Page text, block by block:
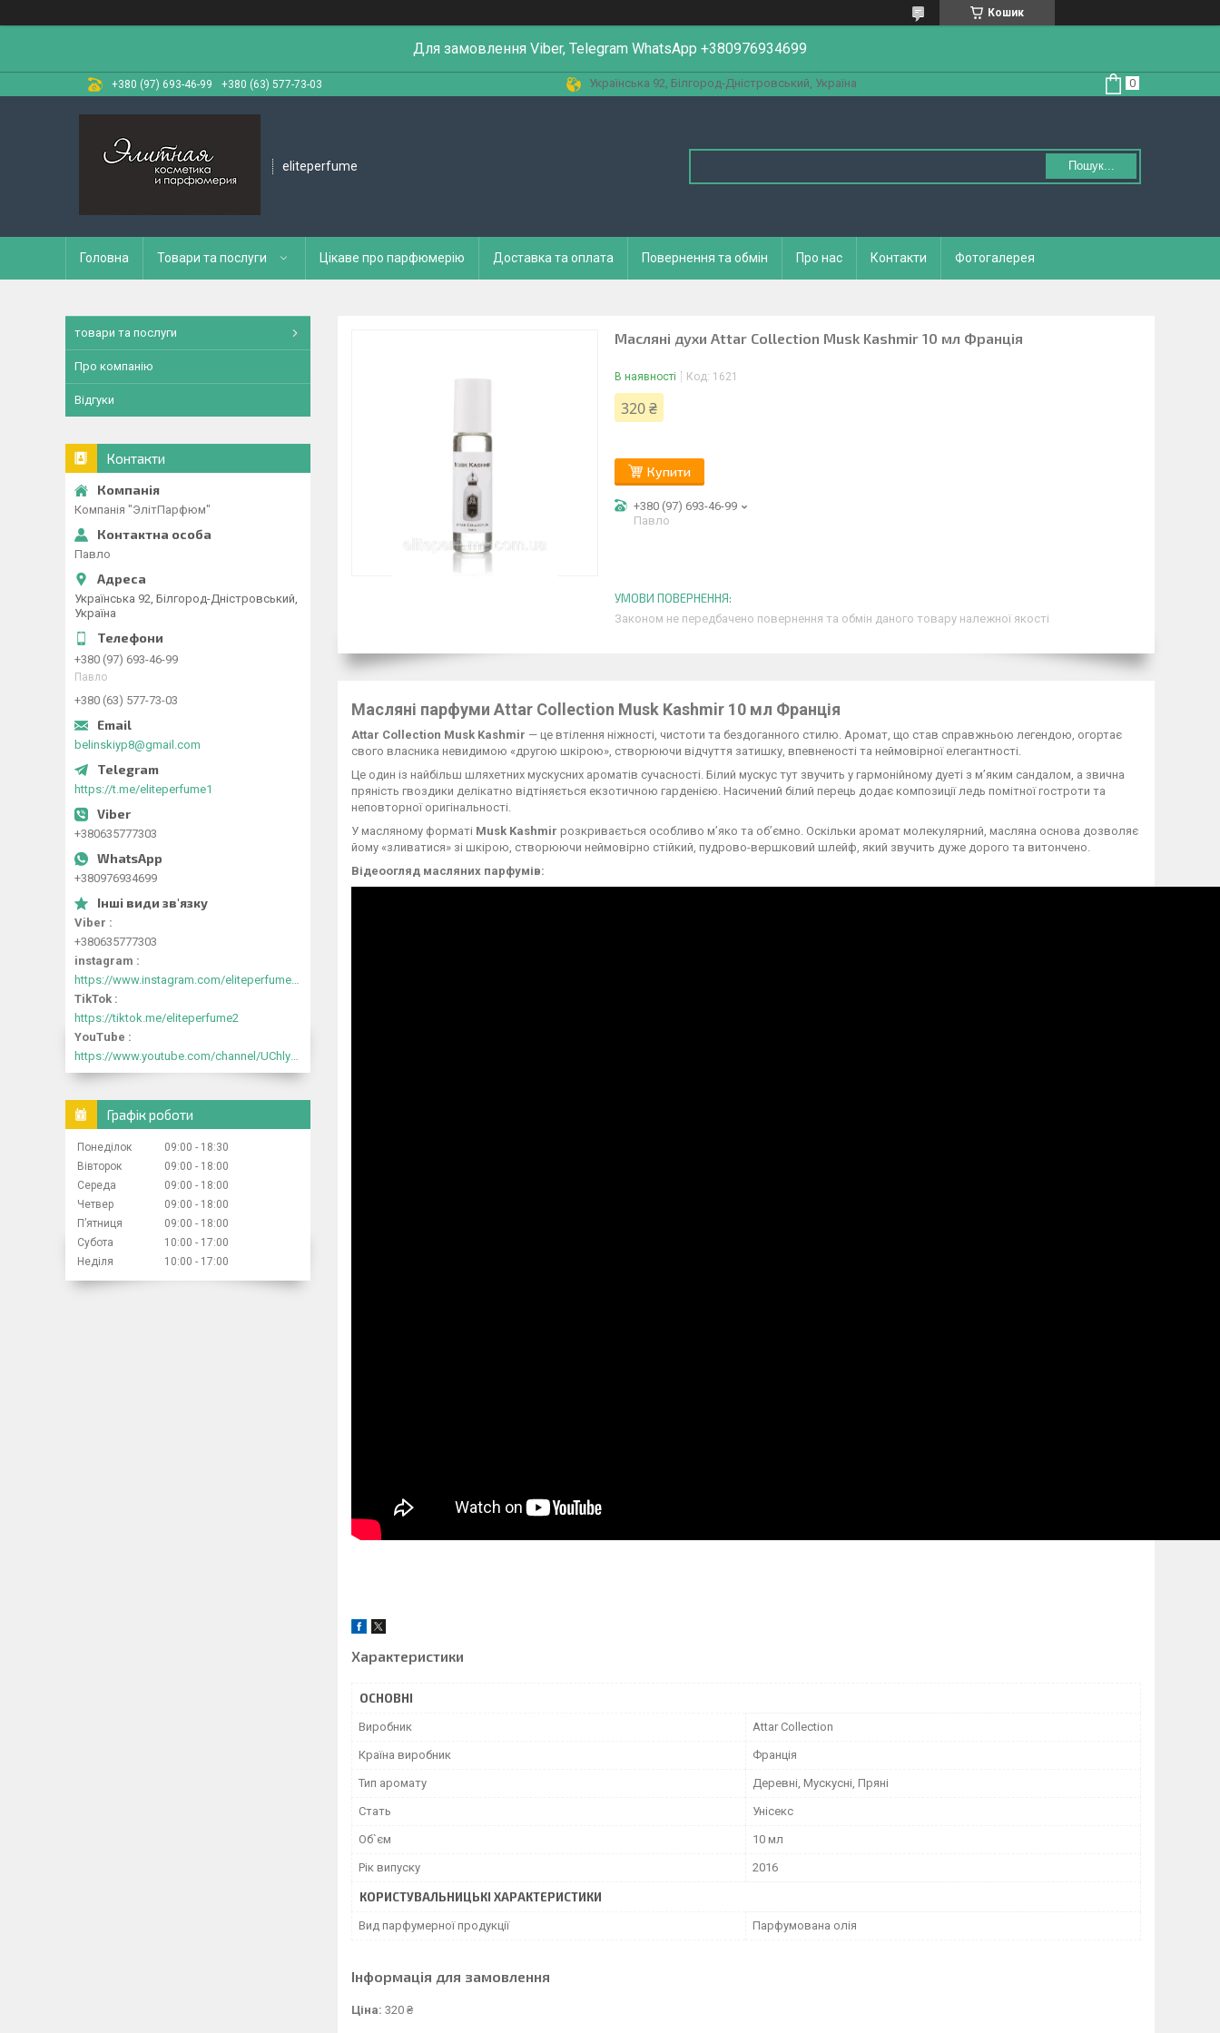
Кошик
Для замовлення Viber, Telegram WhatsApp +380976934699
+380 (97) 693-46-99 +380 (63) 577-73-03 Українська 92, Білгород-Дністровський, Україна
eliteperfume Пошук...
Головна Товари та послуги Цікаве про парфюмерію Доставка та оплата Повернення та обмін Про нас Контакти Фотогалерея
Масляні духи Attar Collection Musk Kashmir 10 мл Франція
В наявності Код: 1621
320 ₴
Купити
+380 (97) 693-46-99
Павло
Законом не передбачено повернення та обмін даного товару належної якості
Масляні парфуми Attar Collection Musk Kashmir 10 мл Франція
Attar Collection Musk Kashmir — це втілення ніжності, чистоти та бездоганного стилю. Аромат, що став справжньою легендою, огортає
свого власника невидимою «другою шкірою», створюючи відчуття затишку, впевненості та неймовірної елегантності.
Це один із найбільш шляхетних мускусних ароматів сучасності. Білий мускус тут звучить у гармонійному дуеті з м’яким сандалом, а звична
пряність гвоздики делікатно відтіняється екзотичною гарденією. Насичений білий перець додає композиції ледь помітної гостроти та
неповторної оригінальності.
У масляному форматі Musk Kashmir розкривається особливо м’яко та об’ємно. Оскільки аромат молекулярний, масляна основа дозволяє
йому «зливатися» зі шкірою, створюючи неймовірно стійкий, пудрово-вершковий шлейф, який звучить дуже дорого та витончено.
Відеоогляд масляних парфумів:
Характеристики
ОСНОВНІ
Виробник Attar Collection
Країна виробник Франція
Тип аромату Деревні, Мускусні, Пряні
Стать Унісекс
Об`єм 10 мл
Рік випуску 2016
КОРИСТУВАЛЬНИЦЬКІ ХАРАКТЕРИСТИКИ
Вид парфумерної продукції Парфумована олія
Інформація для замовлення
Ціна: 320 ₴
товари та послуги
Про компанію
Відгуки
Контакти
Компанія "ЭлітПарфюм"
Павло
Українська 92, Білгород-Дністровський,
Україна
+380 (97) 693-46-99
Павло
+380 (63) 577-73-03
belinskiyp8@gmail.com
https://t.me/eliteperfume1
+380635777303
+380976934699
Viber
+380635777303
instagram
https://www.instagram.com/eliteperfume2030/
TikTok
https://tiktok.me/eliteperfume2
YouTube
https://www.youtube.com/channel/UChlyrHV155UsxbND9N3hYJA
Графік роботи
Понеділок 09:00
18:30
Вівторок
09:00
18:00
Середа
09:00
18:00
Четвер
09:00
18:00
Пʼятниця
09:00
18:00
Субота
10:00
17:00
Неділя
10:00 17:00